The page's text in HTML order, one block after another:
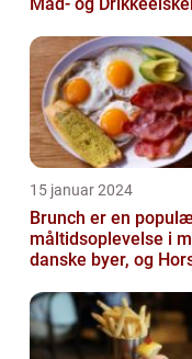
15 januar 2024
Brunch er en
måltidsoplevelse i
danske byer, og